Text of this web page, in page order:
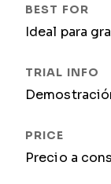
Ideal para
Precio a